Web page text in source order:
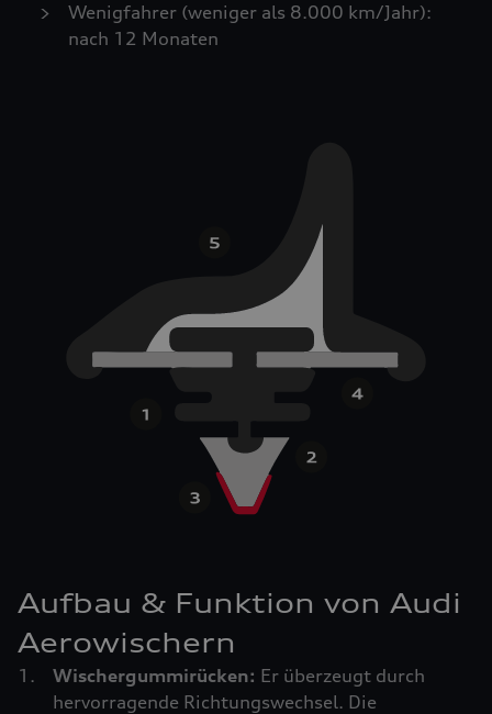
Wenigfahrer (weniger als 8.000 km/Jahr):
nach 12 Monaten
Aufbau & Funktion von Audi
Aerowischern
Wischergummirücken: Er überzeugt durch
hervorragende Richtungswechsel. Die